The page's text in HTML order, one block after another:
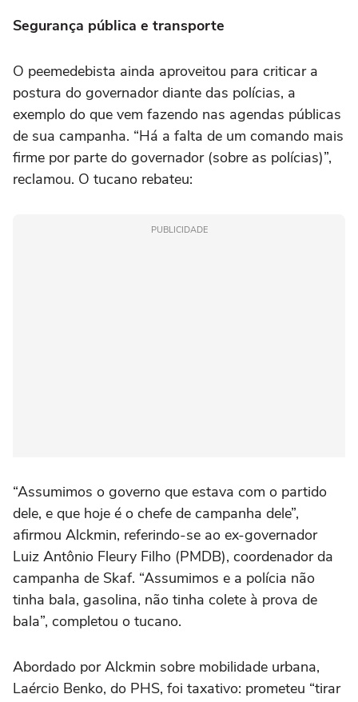
Segurança pública e transporte
O peemedebista ainda aproveitou para criticar a
postura do governador diante das polícias, a
exemplo do que vem fazendo nas agendas públicas
de sua campanha. “Há a falta de um comando mais
firme por parte do governador (sobre as polícias)”,
reclamou. O tucano rebateu:
PUBLICIDADE
“Assumimos o governo que estava com o partido
dele, e que hoje é o chefe de campanha dele”,
afirmou Alckmin, referindo-se ao ex-governador
Luiz Antônio Fleury Filho (PMDB), coordenador da
campanha de Skaf. “Assumimos e a polícia não
tinha bala, gasolina, não tinha colete à prova de
bala”, completou o tucano.
Abordado por Alckmin sobre mobilidade urbana,
Laércio Benko, do PHS, foi taxativo: prometeu “tirar